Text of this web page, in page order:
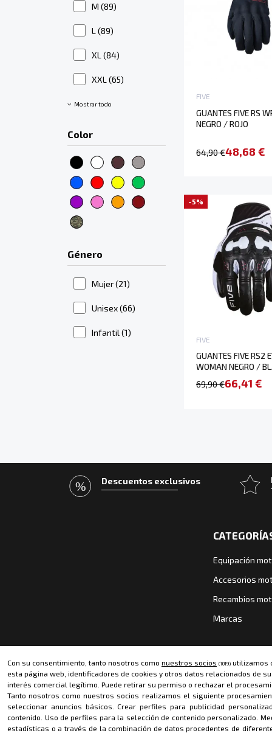
FIVE
GUANTES FIVE RS
NEGRO / ROJO
64,90 €48,68 €
-5%
FIVE
GUANTES FIVE RS2
WOMAN NEGRO /
69,90 €66,41 €
M (89)
L (89)
XL (84)
XXL (65)
Mostrar todo
Color
Género
Mujer(21)
Unisex(66)
Infantil (1)
Descuentos exclusivos
Equipación
Accesorios
Recambios
Marcas
MÉTODOS DE PAGO
Con su consentimiento, tanto nosotros como nuestros socios (1019) utilizamos
esta página web, identificadores de cookies y otros datos relacionados de
interés comercial legítimo. Puede retirar su permiso o rechazar el
Tanto nosotros como nuestros socios realizamos el siguiente
seleccionar anuncios básicos .Crear perfiles para publicidad
contenido Uso de perfiles para la selección de contenido personalizado
estadísticas o a través de la combinación de datos procedentes de